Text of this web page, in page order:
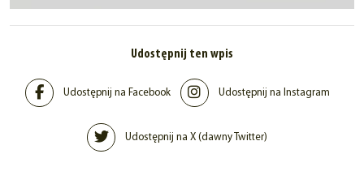
Udostępnij ten wpis
Udostępnij na Facebook Udostępnij na Instagram
Udostępnij na X (dawny Twitter)